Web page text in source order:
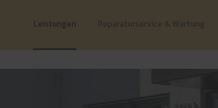
Leistungen
PaX Balkon- &
Reparaturservice & Wartung
Zum Nachdenken